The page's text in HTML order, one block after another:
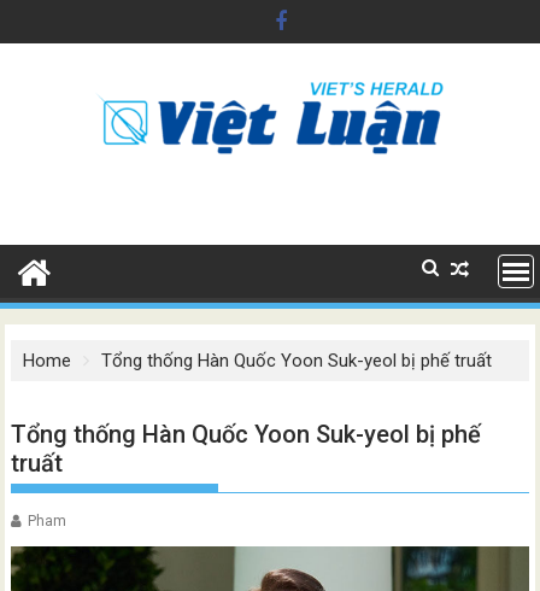
to
Home Tổng thống Hàn Quốc Yoon Suk-yeol bị phế truất
Tổng thống Hàn Quốc Yoon Suk-yeol bị phế
truất
Pham